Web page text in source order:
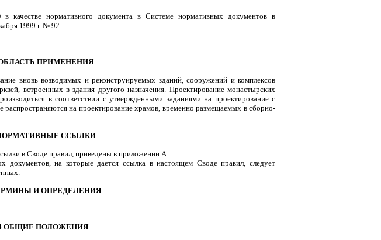
нормативного документа в Системе нормативных документов в
1999 г. № 92
ПРИМЕНЕНИЯ
вновь возводимых и реконструируемых зданий, сооружений и комплексов
встроенных в здания другого назначения. Проектирование монастырских
в соответствии с утвержденными заданиями на проектирование с
распространяются на проектирование храмов, временно размещаемых в сборно-
ССЫЛКИ
в Своде правил, приведены в приложении А.
на которые дается ссылка в настоящем Своде правил, следует
И ОПРЕДЕЛЕНИЯ
ОБЩИЕ ПОЛОЖЕНИЯ